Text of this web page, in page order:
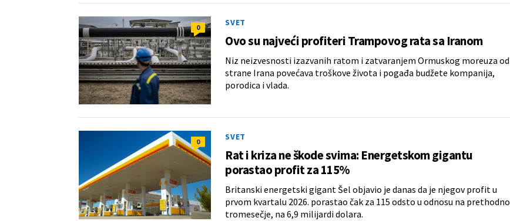
0 SVET
Ovo su najveći profiteri Trampovog rata sa Iranom
Niz neizvesnosti izazvanih ratom i zatvaranjem Ormuskog moreuza od
strane Irana povećava troškove života i pogađa budžete kompanija,
porodica i vlada.
0 SVET
Rat i kriza ne škode svima: Energetskom gigantu
porastao profit za 115%
Britanski energetski gigant Šel objavio je danas da je njegov profit u
prvom kvartalu 2026. porastao čak za 115 odsto u odnosu na prethodno
tromesečje, na 6,9 milijardi dolara.